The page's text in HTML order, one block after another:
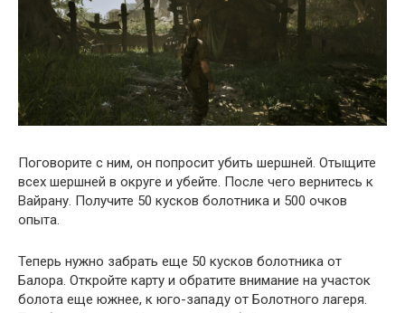
Поговорите с ним, он попросит убить шершней. Отыщите
всех шершней в округе и убейте. После чего вернитесь к
Вайрану. Получите 50 кусков болотника и 500 очков
опыта.
Теперь нужно забрать еще 50 кусков болотника от
Балора. Откройте карту и обратите внимание на участок
болота еще южнее, к юго-западу от Болотного лагеря.